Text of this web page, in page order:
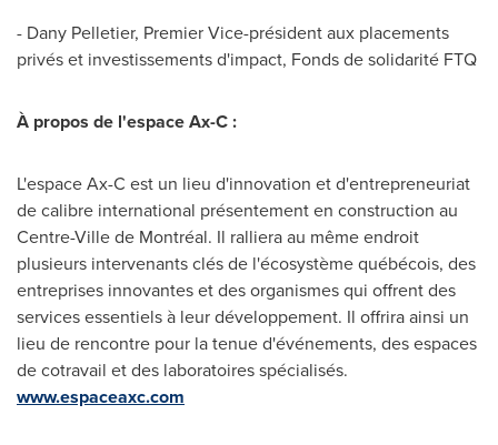
- Dany Pelletier, Premier Vice-président aux placements
privés et investissements d'impact, Fonds de solidarité FTQ
À propos de l'espace Ax-C :
L'espace Ax-C est un lieu d'innovation et d'entrepreneuriat
de calibre international présentement en construction au
Centre-Ville de Montréal. Il ralliera au même endroit
plusieurs intervenants clés de l'écosystème québécois, des
entreprises innovantes et des organismes qui offrent des
services essentiels à leur développement. Il offrira ainsi un
lieu de rencontre pour la tenue d'événements, des espaces
de cotravail et des laboratoires spécialisés.
www.espaceaxc.com